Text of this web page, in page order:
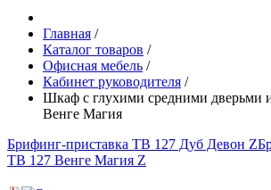
Главная /
Каталог товаров /
Офисная мебель /
Кабинет руководителя /
Шкаф с глухими средними дверьми
Венге Магия
Брифинг-приставка ТВ 127 Дуб Девон Z
ТВ 127 Венге Магия Z